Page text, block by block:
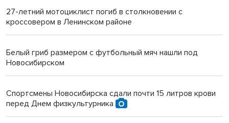
27-летний мотоциклист погиб в столкновении с
кроссовером в Ленинском районе
Белый гриб размером с футбольный мяч нашли под
Новосибирском
Спортсмены Новосибирска сдали почти 15 литров крови
перед Днем физкультурника